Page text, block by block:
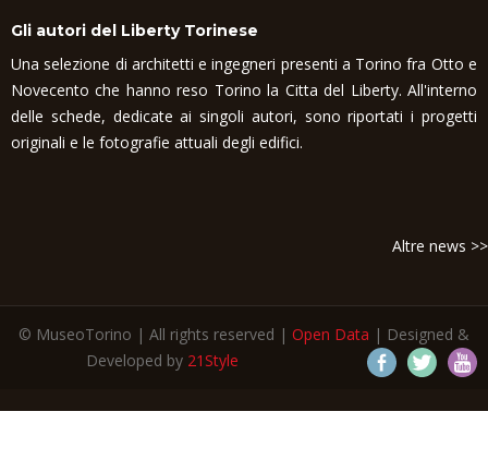
Gli autori del Liberty Torinese
Una selezione di architetti e ingegneri presenti a Torino fra Otto e
Novecento che hanno reso Torino la Citta del Liberty. All'interno
delle schede, dedicate ai singoli autori, sono riportati i progetti
originali e le fotografie attuali degli edifici.
Altre news >>
© MuseoTorino | All rights reserved | Open Data | Designed &
Developed by 21Style